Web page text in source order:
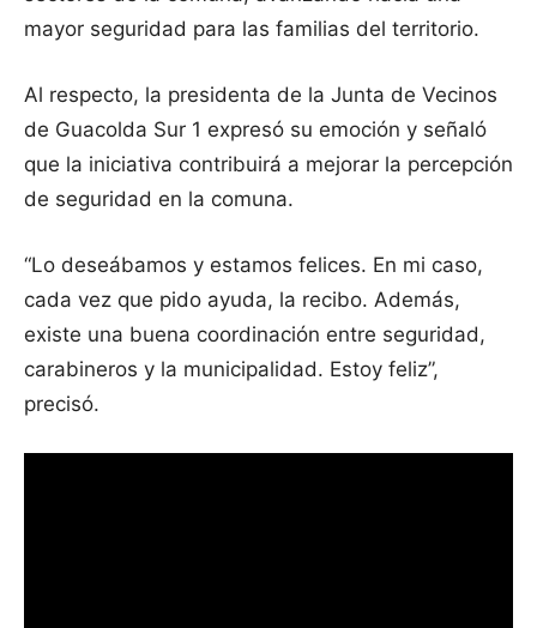
mayor seguridad para las familias del territorio.
Al respecto, la presidenta de la Junta de Vecinos
de Guacolda Sur 1 expresó su emoción y señaló
que la iniciativa contribuirá a mejorar la percepción
de seguridad en la comuna.
“Lo deseábamos y estamos felices. En mi caso,
cada vez que pido ayuda, la recibo. Además,
existe una buena coordinación entre seguridad,
carabineros y la municipalidad. Estoy feliz”,
precisó.